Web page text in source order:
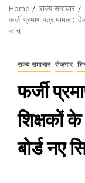
Home
राज्य समाचार
फर्जी प्रमाण पत्र मामला;
जांच
राज्य समाचार रोज़गार
फर्जी
शिक्षकों
बोर्ड नए